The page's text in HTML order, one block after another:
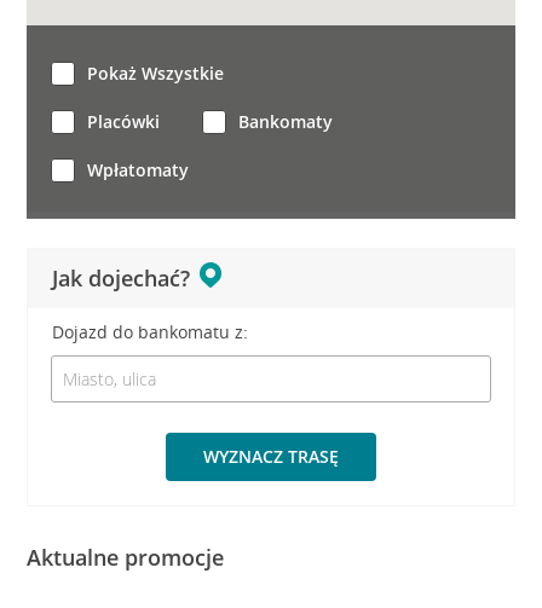
Jak dojechać?
Dojazd do bankomatu z:
WYZNACZ TRASĘ
Pokaż Wszystkie
Placówki Bankomaty
Wpłatomaty
Aktualne promocje